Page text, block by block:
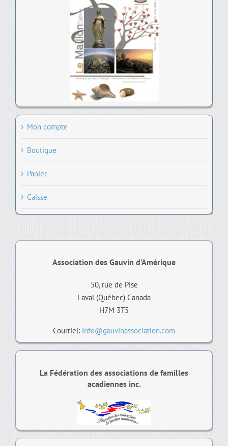
Association des Gauvin d’Amérique
50, rue de Pise
Laval (Québec) Canada
H7M 3T5
Courriel: info@gauvinassociation.com
La Fédération des associations de familles
acadiennes inc.
Mon compte
Boutique
Panier
Caisse